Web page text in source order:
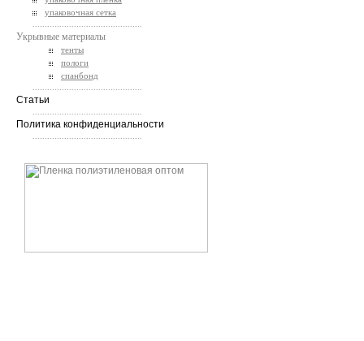
упаковочная сетка
Укрывные материалы
тенты
пологи
спанбонд
Статьи
Политика конфиденциальности